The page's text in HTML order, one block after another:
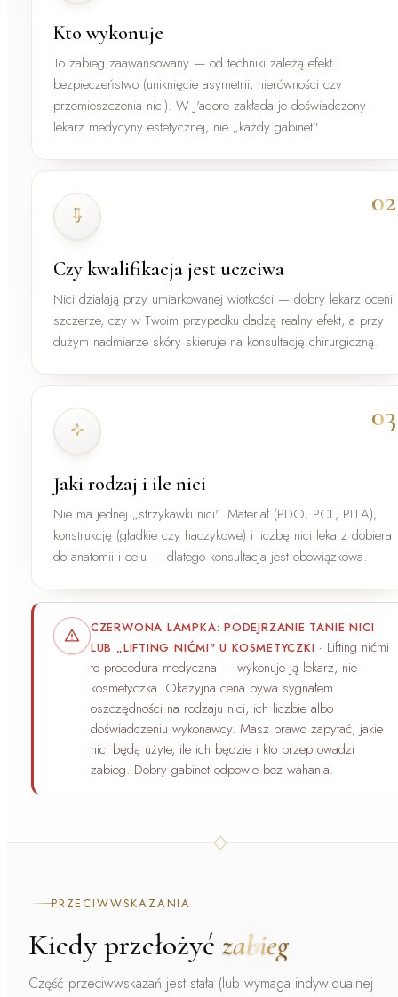
Kto wykonuje
To zabieg zaawansowany — od techniki zależą efekt i
bezpieczeństwo (uniknięcie asymetrii, nierówności czy
przemieszczenia nici). W J'adore zakłada je doświadczony
lekarz medycyny estetycznej, nie „każdy gabinet".
02
Czy kwalifikacja jest uczciwa
Nici działają przy umiarkowanej wiotkości — dobry lekarz oceni
szczerze, czy w Twoim przypadku dadzą realny efekt, a przy
dużym nadmiarze skóry skieruje na konsultację chirurgiczną.
03
Jaki rodzaj i ile nici
Nie ma jednej „strzykawki nici". Materiał (PDO, PCL, PLLA),
konstrukcję (gładkie czy haczykowe) i liczbę nici lekarz dobiera
do anatomii i celu — dlatego konsultacja jest obowiązkowa.
CZERWONA LAMPKA: PODEJRZANIE TANIE NICI
LUB „LIFTING NIĆMI" U KOSMETYCZKI · Lifting nićmi
to procedura medyczna — wykonuje ją lekarz, nie
kosmetyczka. Okazyjna cena bywa sygnałem
oszczędności na rodzaju nici, ich liczbie albo
doświadczeniu wykonawcy. Masz prawo zapytać, jakie
nici będą użyte, ile ich będzie i kto przeprowadzi
zabieg. Dobry gabinet odpowie bez wahania.
PRZECIWWSKAZANIA
Kiedy przełożyć zabieg
Część przeciwwskazań jest stała (lub wymaga indywidualnej